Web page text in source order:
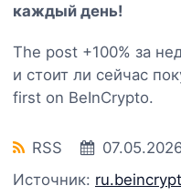
каждый день!
The post +100% за
и стоит ли сейчас
first on BeInCrypto.
RSS
Источник: